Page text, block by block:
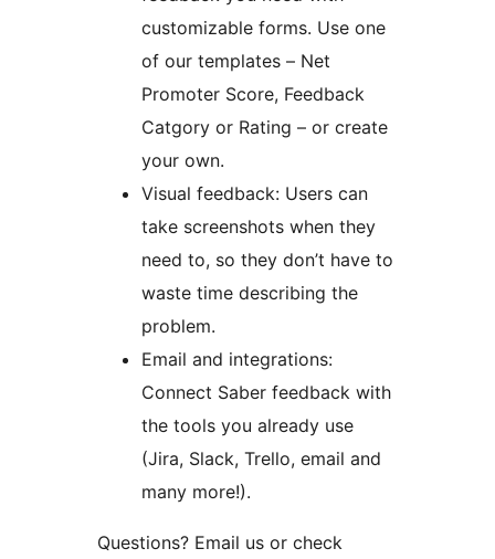
customizable forms. Use one
of our templates – Net
Promoter Score, Feedback
Catgory or Rating – or create
your own.
Visual feedback: Users can
take screenshots when they
need to, so they don’t have to
waste time describing the
problem.
Email and integrations:
Connect Saber feedback with
the tools you already use
(Jira, Slack, Trello, email and
many more!).
Questions? Email us or check